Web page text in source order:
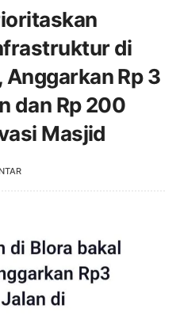
di
Rp 3
dan Rp 200
Masjid